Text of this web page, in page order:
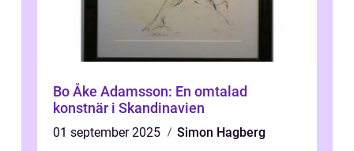
Bo Åke Adamsson: En omtalad
konstnär i Skandinavien
01 september 2025 Simon Hagberg